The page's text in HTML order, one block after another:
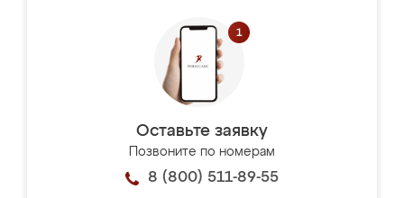
Оставьте заявку
Позвоните по номерам
8 (800) 511-89-55